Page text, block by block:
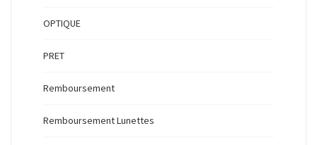
OPTIQUE
PRET
Remboursement
Remboursement Lunettes